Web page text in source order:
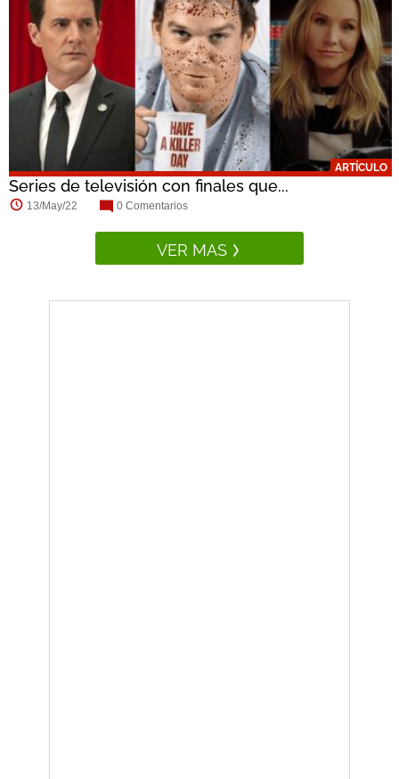
ARTÍCULO
Series de televisión con finales que...
13/May/22 0 Comentarios
VER MAS